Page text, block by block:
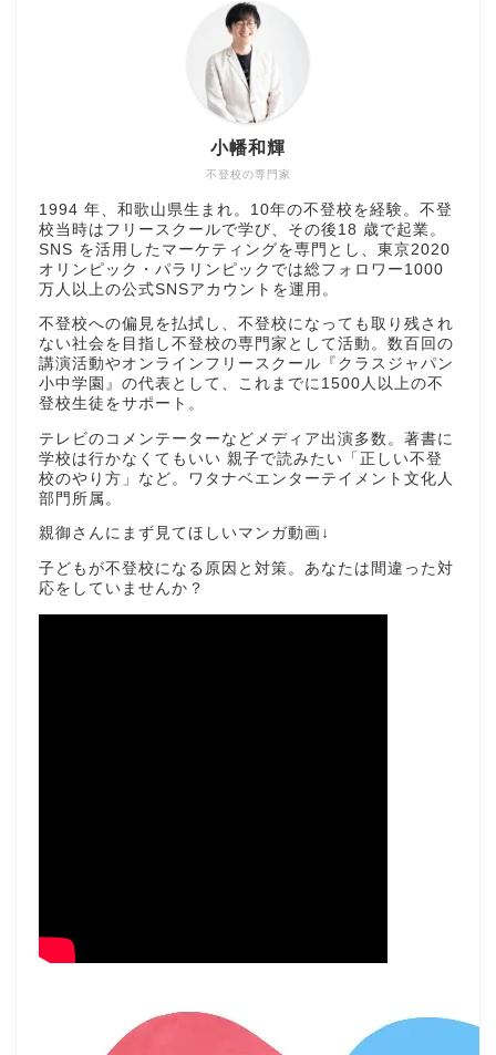
不登校の専門家
小幡和輝
1994 年、和歌山県生まれ。10年の不登校を経験。不登
校当時はフリースクールで学び、その後18 歳で起業。
SNS を活用したマーケティングを専門とし、東京2020
オリンピック・パラリンピックでは総フォロワー1000
万人以上の公式SNSアカウントを運用。
不登校への偏見を払拭し、不登校になっても取り残され
ない社会を目指し不登校の専門家として活動。数百回の
講演活動やオンラインフリースクール『クラスジャパン
小中学園』の代表として、これまでに1500人以上の不
登校生徒をサポート。
テレビのコメンテーターなどメディア出演多数。著書に
学校は行かなくてもいい 親子で読みたい「正しい不登
校のやり方」など。ワタナベエンターテイメント文化人
部門所属。
親御さんにまず見てほしいマンガ動画↓
子どもが不登校になる原因と対策。あなたは間違った対
応をしていませんか？